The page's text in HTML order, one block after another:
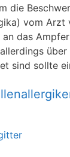
die
vom Arzt
das
sind sollte